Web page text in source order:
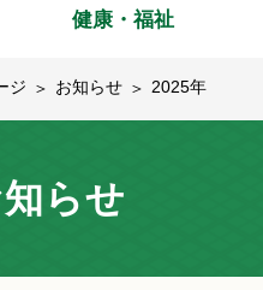
健康・福祉
ジ お知らせ 2025年
らせ